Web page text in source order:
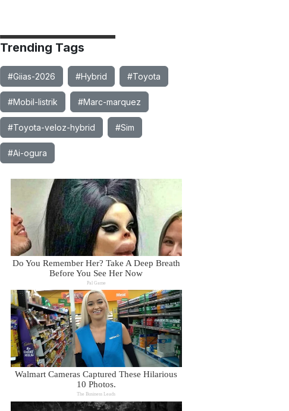
Trending Tags
#Giias-2026 #Hybrid #Toyota
#Mobil-listrik #Marc-marquez
#Toyota-veloz-hybrid #Sim
#Ai-ogura